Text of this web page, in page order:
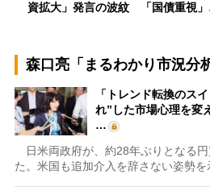
資拡大」発言の波紋 「国債重視
森口亮「まるわかり市況分
「トレンド転換のス
れ”した市場心理を変
…
日米両政府が、約28年ぶりとなる
た。米国も追加介入を辞さない姿勢